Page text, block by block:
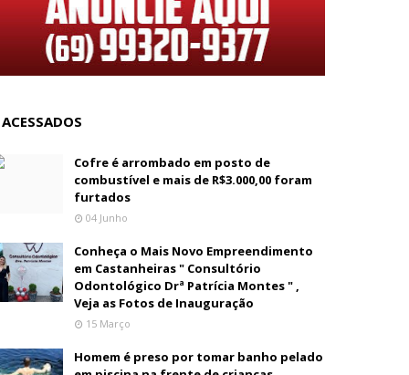
Cofre é arrombado em posto de
combustível e mais de R$3.000,00 foram
furtados
04 Junho
Conheça o Mais Novo Empreendimento
em Castanheiras " Consultório
Odontológico Drª Patrícia Montes " ,
Veja as Fotos de Inauguração
15 Março
Homem é preso por tomar banho pelado